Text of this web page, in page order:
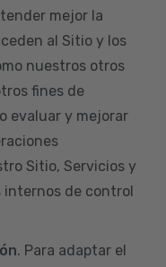
mejor la
al Sitio y los
nuestros otros
fines de
evaluar y mejorar
Sitio, Servicios y
internos de control
. Para adaptar el